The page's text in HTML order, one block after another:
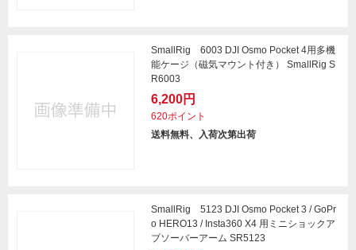
SmallRig 6003 DJI Osmo Pocket 4用多機
能ケージ（磁気マウント付き） SmallRig S
R6003
6,200円
620ポイント
送料無料、入荷次第出荷
SmallRig 5123 DJI Osmo Pocket 3 / GoPr
o HERO13 / Insta360 X4 用ミニショックア
ブソーバーアーム SR5123